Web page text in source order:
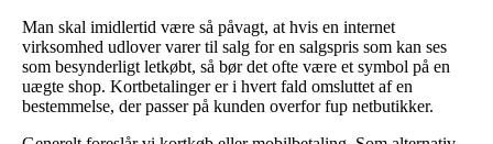
Man skal imidlertid være så påvagt, at hvis en internet
virksomhed udlover varer til salg for en salgspris som kan ses
som besynderligt letkøbt, så bør det ofte være et symbol på en
uægte shop. Kortbetalinger er i hvert fald omsluttet af en
bestemmelse, der passer på kunden overfor fup netbutikker.